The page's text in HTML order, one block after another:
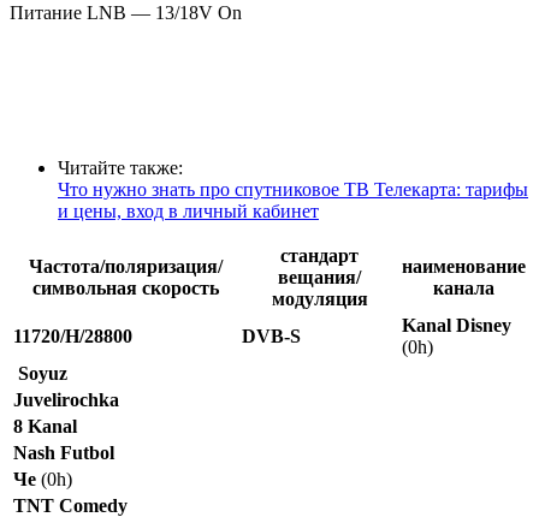
Питание LNB — 13/18V On
Читайте также:
Что нужно знать про спутниковое ТВ Телекарта: тарифы
и цены, вход в личный кабинет
Частота/поляризация/
символьная скорость
стандарт
вещания/
модуляция
наименование
канала
11720/H/28800 DVB-S
Kanal Disney
(0h)
Soyuz
Juvelirochka
8 Kanal
Nash Futbol
Че (0h)
TNT Comedy